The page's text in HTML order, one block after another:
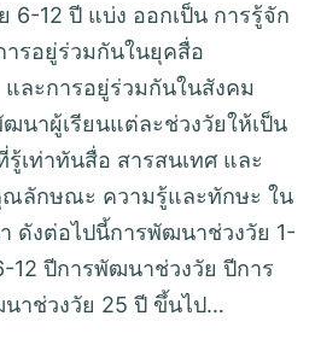
6-12 ปี แบ่ง ออกเป็น การรู้จัก
รอยู่ร่วมกันในยุคสื่อ
ละการอยู่ร่วมกันในสังคม
นาผู้เรียนแต่ละช่วงวัยให้เป็น
เท่าทันสื่อ สารสนเทศ และ
ลักษณะ ความรู้และทักษะ ใน
ดังต่อไปนี้การพัฒนาช่วงวัย 1-
12 ปีการพัฒนาช่วงวัย ปีการ
าช่วงวัย 25 ปี ขึ้นไป…